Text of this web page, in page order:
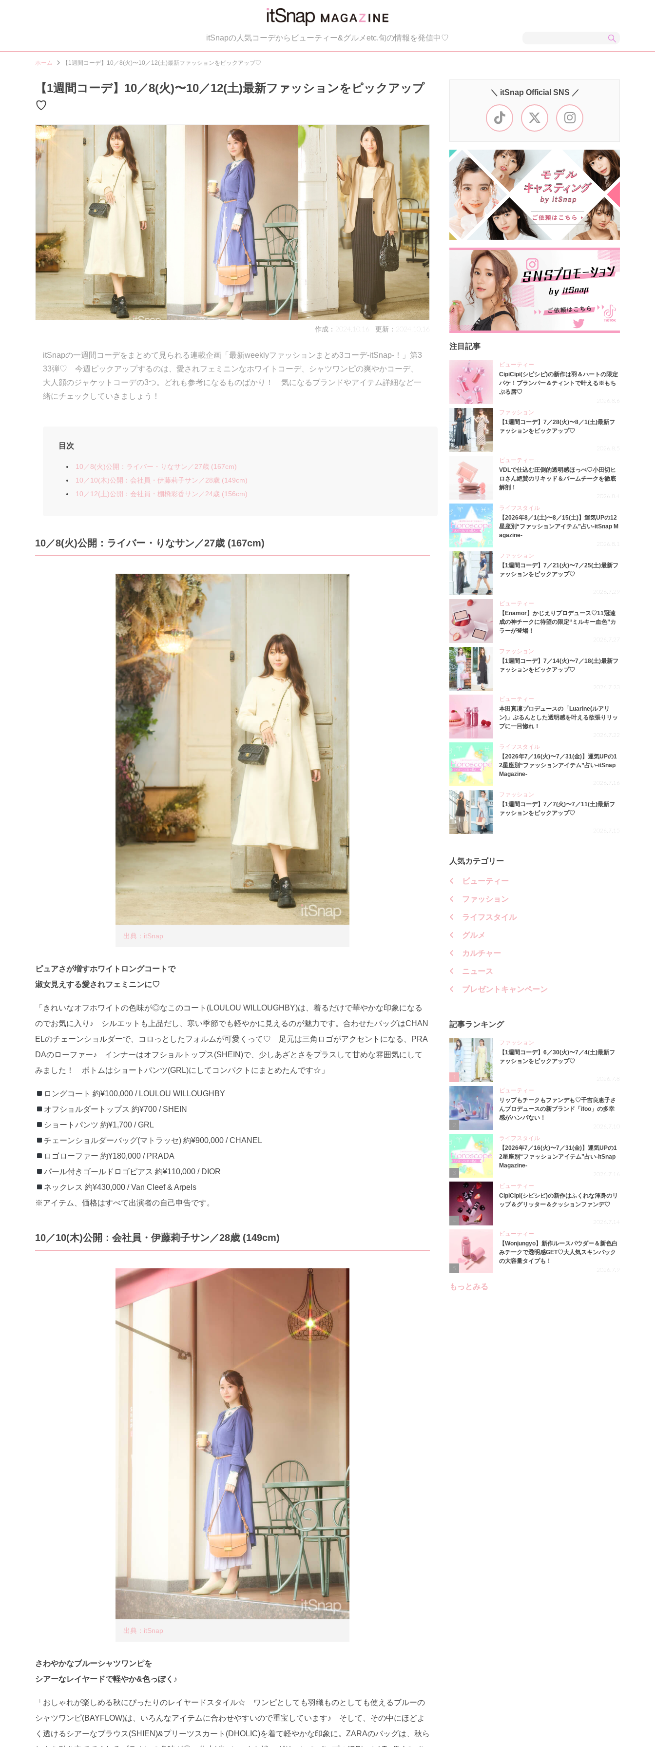
itSnapの人気コーデからビューティー&グルメetc.旬の情報を発信中♡
ホーム 【1週間コーデ】10／8(火)〜10／12(土)最新ファッションをピックアップ♡
【1週間コーデ】10／8(火)〜10／12(土)最新ファッションをピックアップ
♡
作成：2024.10.16 更新：2024.10.16
itSnapの一週間コーデをまとめて見られる連載企画「最新weeklyファッションまとめ3コーデ-itSnap-！」第3
33弾♡ 今週ピックアップするのは、愛されフェミニンなホワイトコーデ、シャツワンピの爽やかコーデ、
大人顔のジャケットコーデの3つ。どれも参考になるものばかり！ 気になるブランドやアイテム詳細など一
緒にチェックしていきましょう！
目次
10／8(火)公開：ライバー・りなサン／27歳 (167cm)
10／10(木)公開：会社員・伊藤莉子サン／28歳 (149cm)
10／12(土)公開：会社員・棚橋彩香サン／24歳 (156cm)
10／8(火)公開：ライバー・りなサン ／27歳 (167cm)
出典：itSnap
ピュアさが増すホワイトロングコートで
淑女見えする愛されフェミニンに♡
「きれいなオフホワイトの色味が◎なこのコート(LOULOU WILLOUGHBY)は、着るだけで華やかな印象になる
のでお気に入り♪ シルエットも上品だし、寒い季節でも軽やかに見えるのが魅力です。合わせたバッグはCHAN
ELのチェーンショルダーで、コロっとしたフォルムが可愛くって♡ 足元は三角ロゴがアクセントになる、PRA
DAのローファー♪ インナーはオフショルトップス(SHEIN)で、少しあざとさをプラスして甘めな雰囲気にして
みました！ ボトムはショートパンツ(GRL)にしてコンパクトにまとめたんです☆」
ロングコート 約¥100,000 / LOULOU WILLOUGHBY
オフショルダートップス 約¥700 / SHEIN
ショートパンツ 約¥1,700 / GRL
チェーンショルダーバッグ(マトラッセ) 約¥900,000 / CHANEL
ロゴローファー 約¥180,000 / PRADA
パール付きゴールドロゴピアス 約¥110,000 / DIOR
ネックレス 約¥430,000 / Van Cleef & Arpels
※アイテム、価格はすべて出演者の自己申告です。
10／10(木)公開：会社員・伊藤莉子サン ／28歳 (149cm)
出典：itSnap
さわやかなブルーシャツワンピを
シアーなレイヤードで軽やか&色っぽく♪
「おしゃれが楽しめる秋にぴったりのレイヤードスタイル☆ ワンピとしても羽織ものとしても使えるブルーの
シャツワンピ(BAYFLOW)は、いろんなアイテムに合わせやすいので重宝しています♪ そして、その中にほどよ
く透けるシアーなブラウス(SHIEN)&プリーツスカート(DHOLIC)を着て軽やかな印象に。ZARAのバッグは、秋ら
＼ itSnap Official SNS ／
注目記事
ビューティー
CipiCipi(シピシピ)の新作は羽＆ハートの限定
パケ！プランパー＆ティントで叶える※もち
ぷる唇♡
2026.8.6
ファッション
【1週間コーデ】7／28(火)〜8／1(土)最新フ
ァッションをピックアップ♡
2026.8.5
ビューティー
VDLで仕込む圧倒的透明感ほっぺ♡小田切ヒ
ロさん絶賛のリキッド＆バームチークを徹底
解剖！
2026.8.4
ライフスタイル
【2026年8／1(土)〜8／15(土)】運気UPの12
星座別“ファッションアイテム”占い-itSnap M
agazine-
2026.8.1
ファッション
【1週間コーデ】7／21(火)〜7／25(土)最新フ
ァッションをピックアップ♡
2026.7.29
ビューティー
【Enamor】かじえりプロデュース♡11冠達
成の神チークに待望の限定“ミルキー血色”カ
ラーが登場！
2026.7.27
ファッション
【1週間コーデ】7／14(火)〜7／18(土)最新フ
ァッションをピックアップ♡
2026.7.23
ビューティー
本田真凜プロデュースの「Luarine(ルアリ
ン)」ぷるんとした透明感を叶える欲張りリッ
プに一目惚れ！
2026.7.22
ライフスタイル
【2026年7／16(火)〜7／31(金)】運気UPの1
2星座別“ファッションアイテム”占い-itSnap
Magazine-
2026.7.16
ファッション
【1週間コーデ】7／7(火)〜7／11(土)最新フ
ァッションをピックアップ♡
2026.7.15
人気カテゴリー
ビューティー
ファッション
ライフスタイル
グルメ
カルチャー
ニュース
プレゼントキャンペーン
記事ランキング
ファッション
【1週間コーデ】6／30(火)〜7／4(土)最新フ
ァッションをピックアップ♡
2026.7.8
ビューティー
リップもチークもファンデも♡千吉良恵子さ
んプロデュースの新ブランド「ifoo」の多幸
感がハンパない！
2026.7.10
3
ライフスタイル
【2026年7／16(火)〜7／31(金)】運気UPの1
2星座別“ファッションアイテム”占い-itSnap
Magazine-
2026.7.16
4
ビューティー
CipiCipi(シピシピ)の新作はふくれな渾身のリ
ップ＆グリッター＆クッションファンデ♡
2026.7.14
ビューティー
【Wonjungyo】新作ルースパウダー＆新色白
みチークで透明感GET♡大人気スキンパック
の大容量タイプも！
2026.7.9
もっとみる